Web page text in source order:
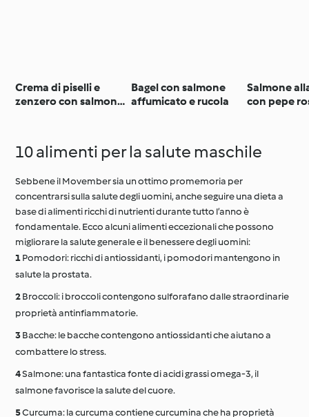
Crema di piselli e
zenzero con salmone
Bagel con salmone
affumicato e rucola
Salmone
con pepe
10 alimenti per la salute maschile
Sebbene il Movember sia un ottimo promemoria per
concentrarsi sulla salute degli uomini, anche seguire una dieta a
base di alimenti ricchi di nutrienti durante tutto l’anno è
fondamentale. Ecco alcuni alimenti eccezionali che possono
migliorare la salute generale e il benessere degli uomini:
Pomodori: ricchi di antiossidanti, i pomodori mantengono in
salute la prostata.
Broccoli: i broccoli contengono sulforafano dalle straordinarie
proprietà antinfiammatorie.
Bacche: le bacche contengono antiossidanti che aiutano a
combattere lo stress.
Salmone: una fantastica fonte di acidi grassi omega-3, il
salmone favorisce la salute del cuore.
Curcuma: la curcuma contiene curcumina che ha proprietà